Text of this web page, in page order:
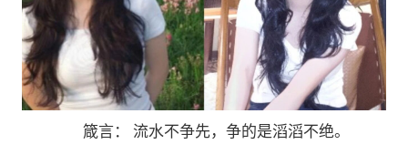
箴言： 流水不争先，争的是滔滔不绝。